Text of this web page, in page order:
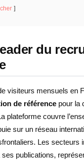
du
visiteurs mensuels en
de référence pour la
plateforme couvre
sur un réseau
Les secteurs
publications,